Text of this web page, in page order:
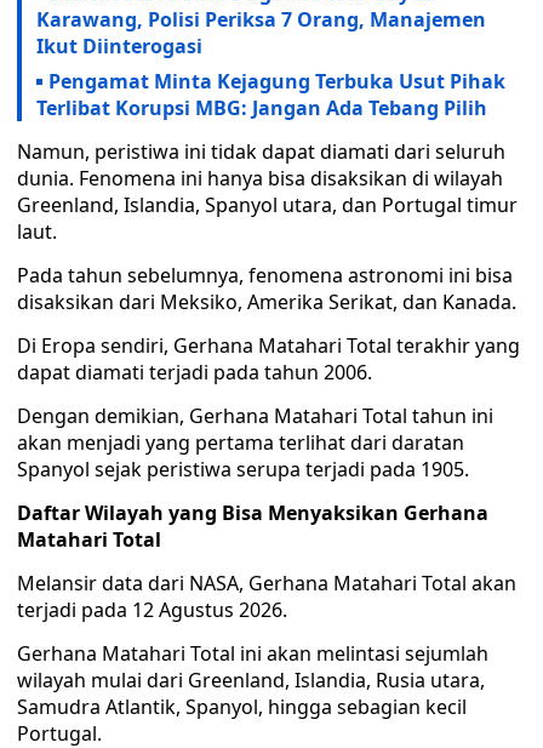
Karawang, Polisi Periksa 7 Orang, Manajemen
Ikut Diinterogasi
Pengamat Minta Kejagung Terbuka Usut Pihak
Terlibat Korupsi MBG: Jangan Ada Tebang Pilih
Namun, peristiwa ini tidak dapat diamati dari seluruh
dunia. Fenomena ini hanya bisa disaksikan di wilayah
Greenland, Islandia, Spanyol utara, dan Portugal timur
laut.
Pada tahun sebelumnya, fenomena astronomi ini bisa
disaksikan dari Meksiko, Amerika Serikat, dan Kanada.
Di Eropa sendiri, Gerhana Matahari Total terakhir yang
dapat diamati terjadi pada tahun 2006.
Dengan demikian, Gerhana Matahari Total tahun ini
akan menjadi yang pertama terlihat dari daratan
Spanyol sejak peristiwa serupa terjadi pada 1905.
Daftar Wilayah yang Bisa Menyaksikan Gerhana
Matahari Total
Melansir data dari NASA, Gerhana Matahari Total akan
terjadi pada 12 Agustus 2026.
Gerhana Matahari Total ini akan melintasi sejumlah
wilayah mulai dari Greenland, Islandia, Rusia utara,
Samudra Atlantik, Spanyol, hingga sebagian kecil
Portugal.